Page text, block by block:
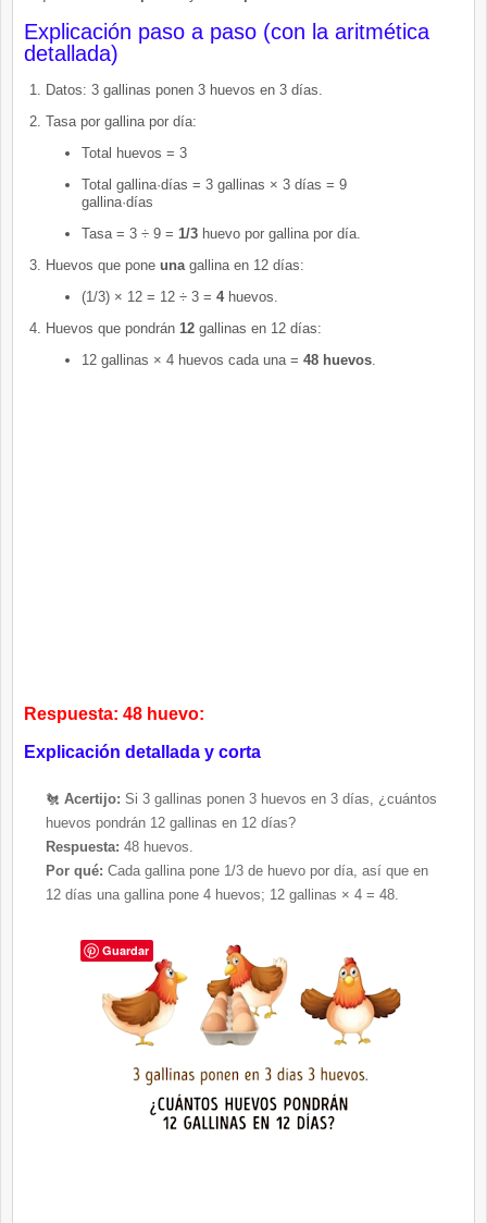
Explicación paso a paso (con la aritmética
detallada)
Datos: 3 gallinas ponen 3 huevos en 3 días.
Tasa por gallina por día:
Total huevos = 3
Total gallina·días = 3 gallinas × 3 días = 9
gallina·días
Tasa = 3 ÷ 9 = 1/3huevo por gallina por día.
Huevos que pone una gallina en 12 días:
(1/3) × 12 = 12 ÷ 3 = 4huevos.
Huevos que pondrán 12 gallinas en 12 días:
12 gallinas × 4 huevos cada una = 48 huevos.
Respuesta: 48 huevo:
Explicación detallada y corta
🐔 Acertijo: Si 3 gallinas ponen 3 huevos en 3 días, ¿cuántos
huevos pondrán 12 gallinas en 12 días?
Respuesta: 48 huevos.
Por qué: Cada gallina pone 1/3 de huevo por día, así que en
12 días una gallina pone 4 huevos; 12 gallinas × 4 = 48.
Guardar